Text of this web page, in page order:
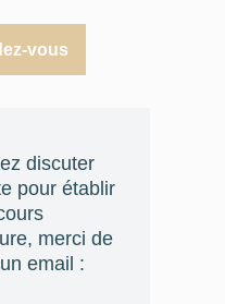
vous
discuter
pour établir
merci de
email :